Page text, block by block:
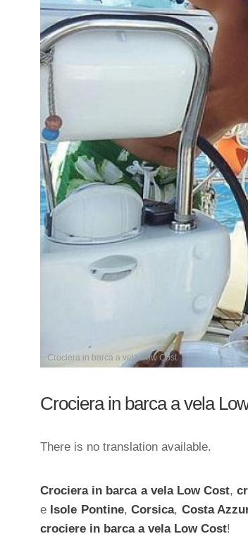
Crociera in barca a vela Low Cost
Crociera in barca a vela
There is no translation available.
Crociera in barca a vela Low Cost,
e Isole Pontine,Corsica, Costa
crociere in barca a vela Low Cost!